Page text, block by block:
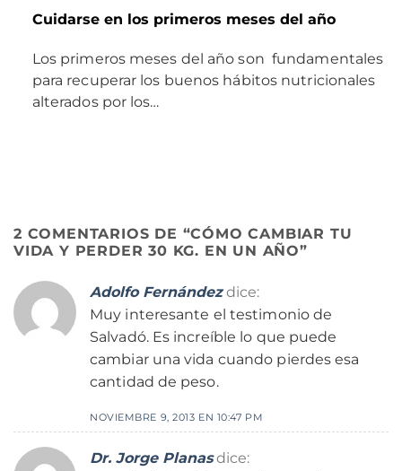
Cuidarse en los primeros meses del año
Los primeros meses del año son fundamentales
para recuperar los buenos hábitos nutricionales
alterados por los…
2 COMENTARIOS DE “CÓMO CAMBIAR TU
VIDA Y PERDER 30 KG. EN UN AÑO”
Adolfo Fernández dice:
Muy interesante el testimonio de
Salvadó. Es increíble lo que puede
cambiar una vida cuando pierdes esa
cantidad de peso.
NOVIEMBRE 9, 2013 EN 10:47 PM
Dr. Jorge Planas dice: